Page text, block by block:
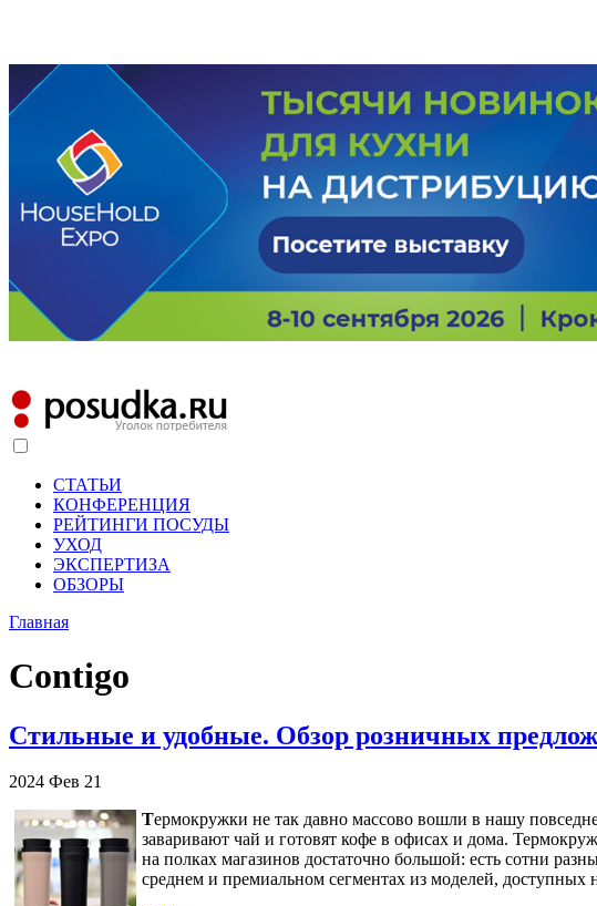
СТАТЬИ
КОНФЕРЕНЦИЯ
РЕЙТИНГИ ПОСУДЫ
УХОД
ЭКСПЕРТИЗА
ОБЗОРЫ
Главная
Contigo
Стильные и удобные. Обзор розничных
2024 Фев 21
Термокружки не так давно массово вошли в нашу
заваривают чай и готовят кофе в офисах и дома.
на полках магазинов достаточно большой: есть сотни
среднем и премиальном сегментах из моделей, доступных